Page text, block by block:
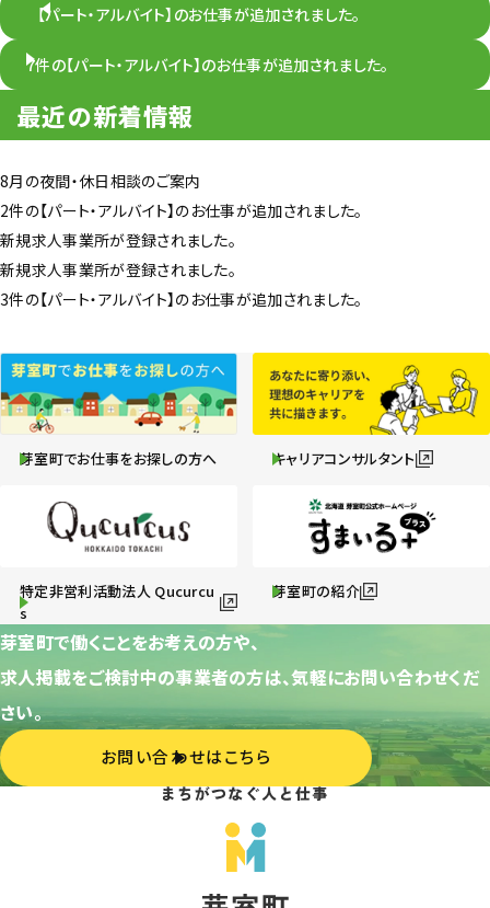
【パート・アルバイト】のお仕事が追加されました。
7件の【パート・アルバイト】のお仕事が追加されました。
最近の新着情報
8月の夜間・休日相談のご案内
2件の【パート・アルバイト】のお仕事が追加されました。
新規求人事業所が登録されました。
新規求人事業所が登録されました。
3件の【パート・アルバイト】のお仕事が追加されました。
芽室町でお仕事をお探しの方へ キャリアコンサルタント
特定非営利活動法人 Qucurcu
s
芽室町の紹介
芽室町で働くことをお考えの方や、
求人掲載をご検討中の事業者の方は、気軽にお問い合わせくだ
さい。
お問い合わせはこちら